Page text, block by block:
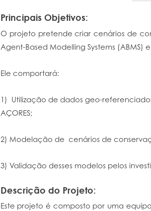
Principais Objetivos:
O projeto pretende criar cenários de
Agent-Based Modelling Systems
Ele comportará:
1) Utilização de dados geo-
AÇORES;
2) Modelação de cenários de
3) Validação desses modelos pelos
Descrição do Projeto:
Este projeto é composto por uma